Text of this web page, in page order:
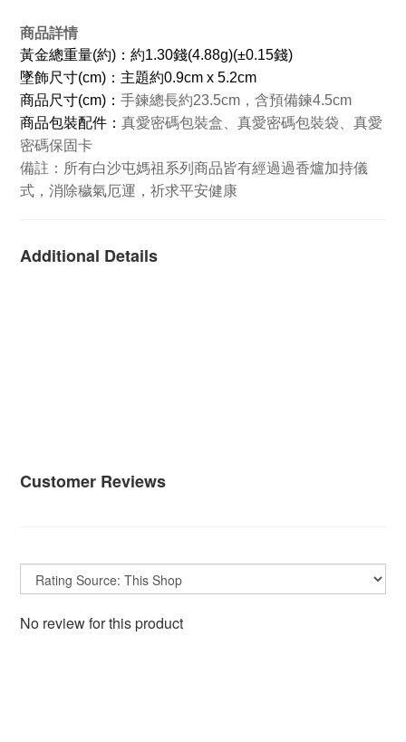
商品詳情
黃金總重量(約)：約1.30錢(4.88g)(±0.15錢)
墜飾尺寸(cm)：主題約0.9cm x 5.2cm
商品尺寸(cm)： 手鍊總長約23.5cm，含預備鍊4.5cm
商品包裝配件： 真愛密碼包裝盒、真愛密碼包裝袋、真愛
密碼保固卡
備註： 所有白沙屯媽祖系列商品皆有經過過香爐加持儀
式，消除穢氣厄運，祈求平安健康
Additional Details
Customer Reviews
No review for this product